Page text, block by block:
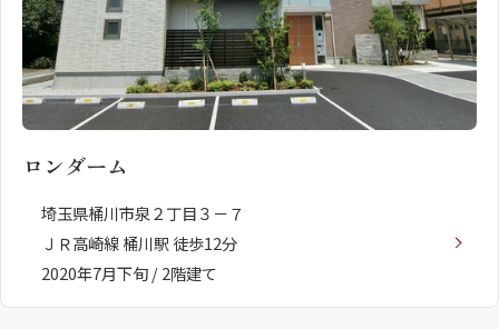
ロンダーム
埼玉県桶川市泉２丁目３－７
ＪＲ高崎線 桶川駅 徒歩12分
2020年7月下旬 / 2階建て